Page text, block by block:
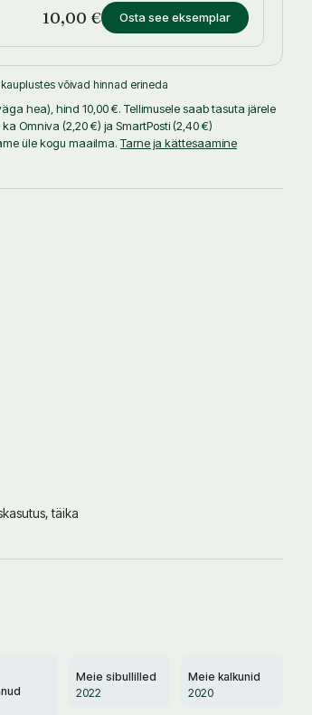
10,00 € Osta see eksemplar
võivad hinnad erineda
hea), hind 10,00 €. Tellimusele saab tasuta järele
Omniva (2,20 €) ja SmartPosti (2,40 €)
üle kogu maailma. Tarne ja kättesaamine
täika
Meie sibullilled
2022
Meie kalkunid
2020